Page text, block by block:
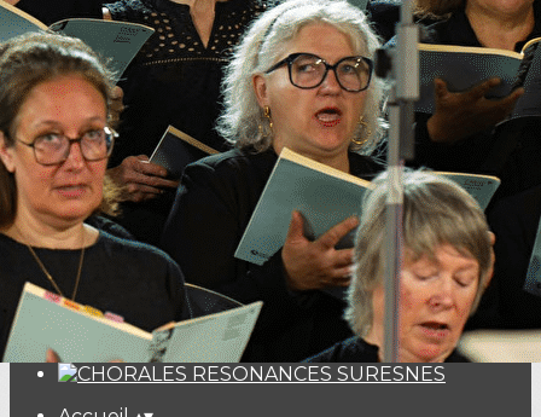
Exporter les lignes sélectionnées
Exporter toutes les colonnes
Exporter uniquement les colonnes affichées
Menu
<
>
Descriptif et tarifs
Inscriptions
Ajoutez un logo, un bouton, des réseaux sociaux
Cliquez pour éditer